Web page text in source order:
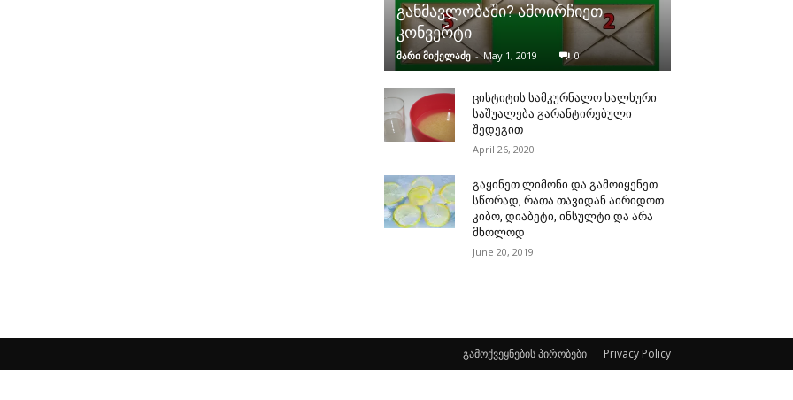
განმავლობაში? ამოირჩიეთ
კონვერტი
მარი მიქელაძე - May 1, 2019 0
ცისტიტის სამკურნალო ხალხური
საშუალება გარანტირებული
შედეგით
April 26, 2020
გაყინეთ ლიმონი და გამოიყენეთ
სწორად, რათა თავიდან აირიდოთ
კიბო, დიაბეტი, ინსულტი და არა
მხოლოდ
June 20, 2019
გამოქვეყნების პირობები Privacy Policy